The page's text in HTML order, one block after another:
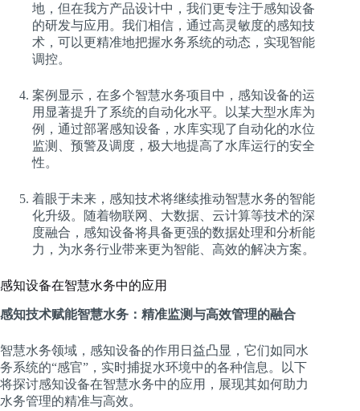
地，但在我方产品设计中，我们更专注于感知设备
的研发与应用。我们相信，通过高灵敏度的感知技
术，可以更精准地把握水务系统的动态，实现智能
调控。
案例显示，在多个智慧水务项目中，感知设备的运
用显著提升了系统的自动化水平。以某大型水库为
例，通过部署感知设备，水库实现了自动化的水位
监测、预警及调度，极大地提高了水库运行的安全
性。
着眼于未来，感知技术将继续推动智慧水务的智能
化升级。随着物联网、大数据、云计算等技术的深
度融合，感知设备将具备更强的数据处理和分析能
力，为水务行业带来更为智能、高效的解决方案。
感知设备在智慧水务中的应用
感知技术赋能智慧水务：精准监测与高效管理的融合
智慧水务领域，感知设备的作用日益凸显，它们如同水
务系统的“感官”，实时捕捉水环境中的各种信息。以下
将探讨感知设备在智慧水务中的应用，展现其如何助力
水务管理的精准与高效。